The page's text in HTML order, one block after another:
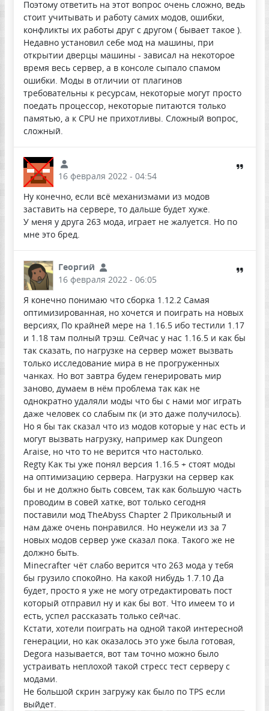
Поэтому ответить на этот вопрос очень сложно, ведь
стоит учитывать и работу самих модов, ошибки,
конфликты их работы друг с другом ( бывает такое ).
Недавно установил себе мод на машины, при
открытии дверцы машины - зависал на некоторое
время весь сервер, а в консоле сыпало спамом
ошибки. Моды в отличии от плагинов
требовательны к ресурсам, некоторые могут просто
поедать процессор, некоторые питаются только
памятью, а к CPU не прихотливы. Сложный вопрос,
сложный.
16 февраля 2022 - 04:54
Ну конечно, если всё механизмами из модов
заставить на сервере, то дальше будет хуже.
У меня у друга 263 мода, играет не жалуется. Но по
мне это бред.
Георгий
16 февраля 2022 - 06:05
Я конечно понимаю что сборка 1.12.2 Самая
оптимизированная, но хочется и поиграть на новых
версиях, По крайней мере на 1.16.5 ибо тестили 1.17
и 1.18 там полный трэш. Сейчас у нас 1.16.5 и как бы
так сказать, по нагрузке на сервер может вызвать
только исследование мира в не прогруженных
чанках. Но вот завтра будем генерировать мир
заново, думаем в нём проблема так как не
однократно удаляли моды что бы с нами мог играть
даже человек со слабым пк (и это даже получилось).
Но я бы так сказал что из модов которые у нас есть и
могут вызвать нагрузку, например как Dungeon
Araise, но что то не верится что настолько.
Regty Как ты уже понял версия 1.16.5 + стоят моды
на оптимизацию сервера. Нагрузки на сервер как
бы и не должно быть совсем, так как большую часть
проводим в совей хатке, вот только сегодня
поставили мод TheAbyss Chapter 2 Прикольный и
нам даже очень понравился. Но неужели из за 7
новых модов сервер уже сказал пока. Такого же не
должно быть.
Minecrafter чёт слабо верится что 263 мода у тебя
бы грузило спокойно. На какой нибудь 1.7.10 Да
будет, просто я уже не могу отредактировать пост
который отправил ну и как бы вот. Что имеем то и
есть, успел рассказать только сейчас.
Кстати, хотели поиграть на одной такой интересной
генерации, но как оказалось это уже была готовая,
Degora называется, вот там точно можно было
устраивать неплохой такой стресс тест серверу с
модами.
Не большой скрин загружу как было по TPS если
выйдет.